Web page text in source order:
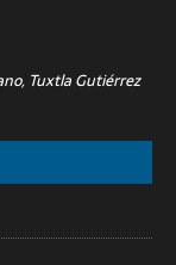
Tuxtla Gutiérrez